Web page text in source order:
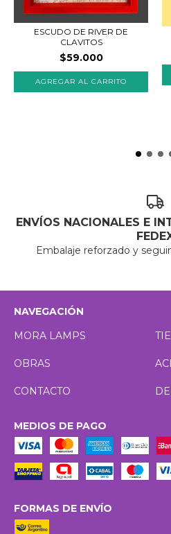
ESCUDO DE RIVER DE
CLAVITOS
$59.000
ENVÍOS NACIONALES E
Embalaje reforzado y
NAVEGACIÓN
MORA LAMPS
OBRAS
CONTACTO
MEDIOS DE PAGO
FORMAS DE ENVÍO